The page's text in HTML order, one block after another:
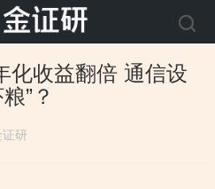
化收益翻倍 通信设
”？
证研